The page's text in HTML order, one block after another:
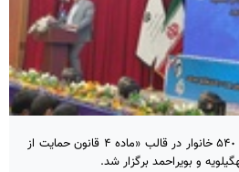
یاسوج_ آئین واگذاری زمین به ۵۴٠ خانوار در قالب «ماده ۴ قانون حمایت از
و بویراحمد برگزار شد.